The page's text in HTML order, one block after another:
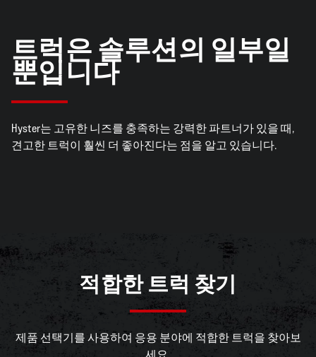
트럭은 솔루션의 일부일
뿐입니다
Hyster는 고유한 니즈를 충족하는 강력한 파트너가 있을 때,
견고한 트럭이 훨씬 더 좋아진다는 점을 알고 있습니다.
적합한 트럭 찾기
제품 선택기를 사용하여 응용 분야에 적합한 트럭을 찾아보
세요.